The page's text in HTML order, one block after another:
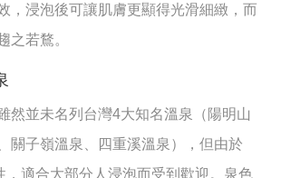
，浸泡後可讓肌膚更顯得光滑細緻，而
之若鶩。
然並未名列台灣4大知名溫泉（陽明山
關子嶺溫泉、四重溪溫泉），但由於
，適合大部分人浸泡而受到歡迎。泉色